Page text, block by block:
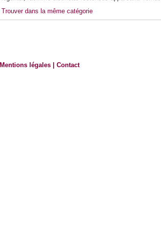
Trouver dans la même catégorie
Mentions légales |Contact